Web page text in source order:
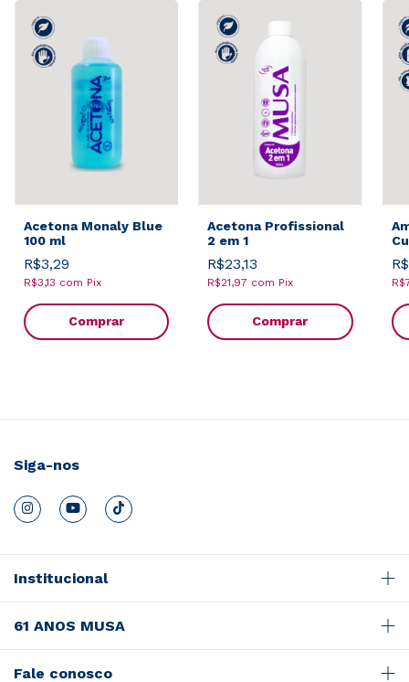
Acetona Monaly Blue
100 ml
R$3,29
R$3,13 com Pix
Comprar
Acetona Profissional
2 em 1
R$23,13
R$21,97 com Pix
Comprar
Siga-nos
Institucional
61 ANOS MUSA
Fale conosco